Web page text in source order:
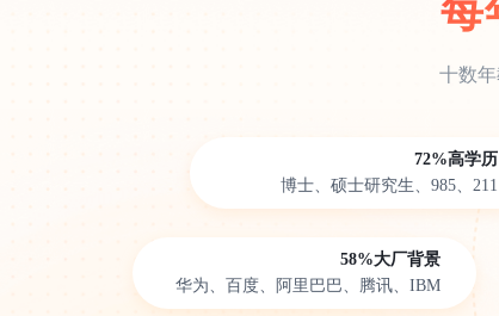
每
十数
72%高学历
博士、硕士研究生、985、211
58%大厂背景
华为、百度、阿里巴巴、腾讯、IBM